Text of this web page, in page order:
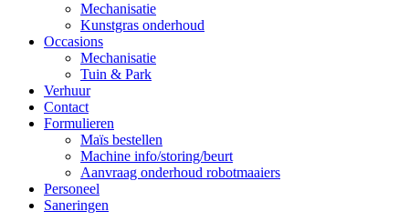
Mechanisatie
Kunstgras onderhoud
Occasions
Mechanisatie
Tuin & Park
Verhuur
Contact
Formulieren
Maïs bestellen
Machine info/storing/beurt
Aanvraag onderhoud robotmaaiers
Personeel
Saneringen